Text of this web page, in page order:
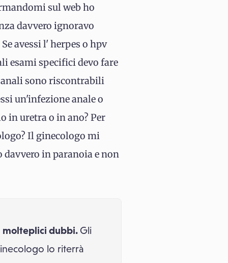
sul web ho
davvero ignoravo
avessi l' herpes o hpv
esami specifici devo fare
anali sono riscontrabili
un'infezione anale o
in uretra o in ano? Per
Il ginecologo mi
davvero in paranoia e non
molteplici dubbi.Gli
lo riterrà